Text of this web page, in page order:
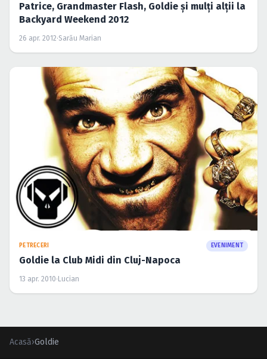
Patrice, Grandmaster Flash, Goldie şi mulţi alţii la
Backyard Weekend 2012
26 apr. 2012·Sarău Marian
PETRECERI EVENIMENT
Goldie la Club Midi din Cluj-Napoca
13 apr. 2010·Lucian
Acasă›Goldie